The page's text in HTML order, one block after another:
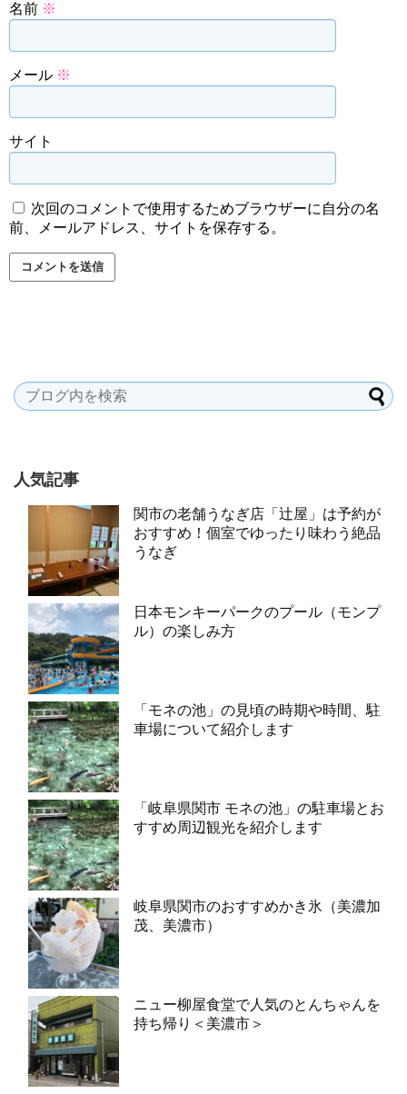
名前 ※
メール ※
サイト
次回のコメントで使用するためブラウザーに自分の名
前、メールアドレス、サイトを保存する。
人気記事
関市の老舗うなぎ店「辻屋」は予約が
おすすめ！個室でゆったり味わう絶品
うなぎ
日本モンキーパークのプール（モンプ
ル）の楽しみ方
「モネの池」の見頃の時期や時間、駐
車場について紹介します
「岐阜県関市 モネの池」の駐車場とお
すすめ周辺観光を紹介します
岐阜県関市のおすすめかき氷（美濃加
茂、美濃市）
ニュー柳屋食堂で人気のとんちゃんを
持ち帰り＜美濃市＞